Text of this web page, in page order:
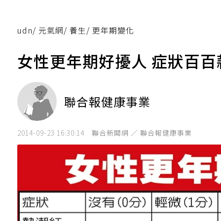
udn/ 元氣網/ 養生/ 更年期變化
女性更年期好擾人 症狀百
聯合報健康事業
2014-09-23 16:30:14 聯合新聞網 ／ 聯合報健康事業